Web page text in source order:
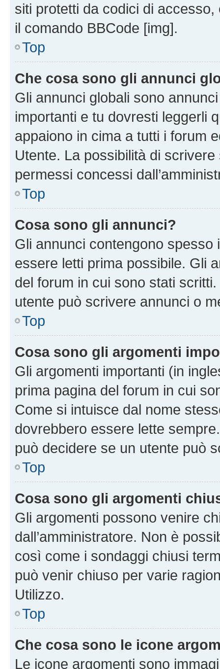
siti protetti da codici di
il comando BBCode [img].
Top
Che cosa sono gli annunci
Gli annunci globali sono
importanti e tu dovresti leggerli
appaiono in cima a tutti i forum
Utente. La possibilità di
permessi concessi
Top
Cosa sono gli annunci?
Gli annunci contengono
essere letti prima possibile. Gli
del forum in cui sono stati
utente può scrivere annunci o
Top
Cosa sono gli argomenti
Gli argomenti importanti (in
prima pagina del forum in cui
Come si intuisce dal nome
dovrebbero essere lette
può decidere se un utente può
Top
Cosa sono gli argomenti
Gli argomenti possono venire
dall’amministratore. Non è
così come i sondaggi chiusi
può venir chiuso per varie
Utilizzo.
Top
Che cosa sono le icone
Le icone argomenti sono